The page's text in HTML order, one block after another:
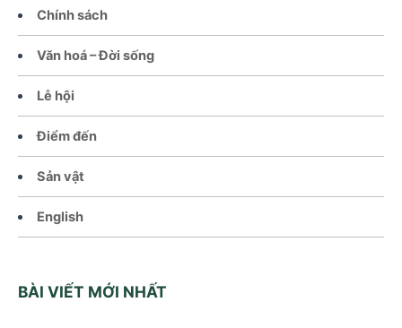
Chính sách
Văn hoá – Đời sống
Lễ hội
Điểm đến
Sản vật
English
BÀI VIẾT MỚI NHẤT